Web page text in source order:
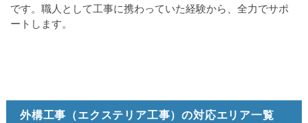
です。職人として工事に携わっていた経験から、全力でサポ
ートします。
外構工事（エクステリア工事）の対応エリア一覧